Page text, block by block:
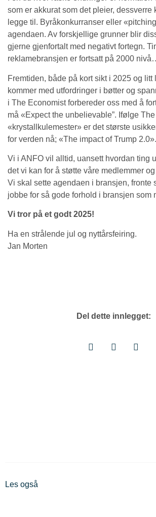
som er akkurat som det pleier, dessverre
legge til. Byråkonkurranser eller
agendaen. Av forskjellige grunner blir
gjerne gjenfortalt med negativt fortegn.
reklamebransjen er fortsatt på 2000
Fremtiden, både på kort sikt i 2025 og litt
kommer med utfordringer i bøtter og
i The Economist forbereder oss med å
må «Expect the unbelievable”. Ifølge
«krystallkulemester» er det største
for verden nå; «The impact of Trump 2.0».
Vi i ANFO vil alltid, uansett hvordan ting
det vi kan for å støtte våre medlemmer
Vi skal sette agendaen i bransjen, fronte
jobbe for så gode forhold i bransjen som
Vi tror på et godt 2025!
Ha en strålende jul og nyttårsfeiring.
Jan Morten
Del dette innlegget:
Les også